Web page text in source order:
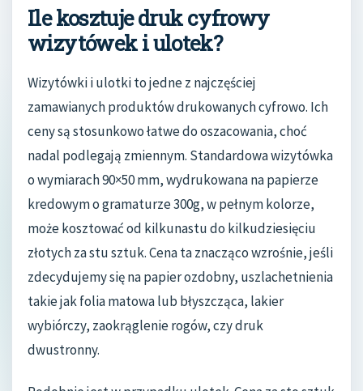
Ile kosztuje druk cyfrowy
wizytówek i ulotek?
Wizytówki i ulotki to jedne z najczęściej
zamawianych produktów drukowanych cyfrowo. Ich
ceny są stosunkowo łatwe do oszacowania, choć
nadal podlegają zmiennym. Standardowa wizytówka
o wymiarach 90×50 mm, wydrukowana na papierze
kredowym o gramaturze 300g, w pełnym kolorze,
może kosztować od kilkunastu do kilkudziesięciu
złotych za stu sztuk. Cena ta znacząco wzrośnie, jeśli
zdecydujemy się na papier ozdobny, uszlachetnienia
takie jak folia matowa lub błyszcząca, lakier
wybiórczy, zaokrąglenie rogów, czy druk
dwustronny.